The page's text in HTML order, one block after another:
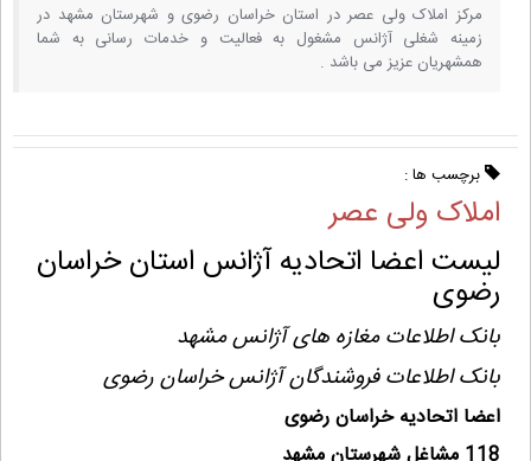
مرکز املاک ولی عصر در استان خراسان رضوی و شهرستان مشهد در
زمینه شغلی آژانس مشغول به فعالیت و خدمات رسانی به شما
همشهریان عزیز می باشد .
برچسب ها :
املاک ولی عصر
لیست اعضا اتحادیه آژانس استان خراسان
رضوی
بانک اطلاعات مغازه های آژانس مشهد
بانک اطلاعات فروشندگان آژانس خراسان رضوی
اعضا اتحادیه خراسان رضوی